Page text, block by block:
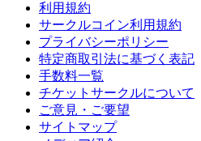
利用規約
サークルコイン利用規約
プライバシーポリシー
特定商取引法に基づく表記
手数料一覧
チケットサークルについて
ご意見・ご要望
サイトマップ